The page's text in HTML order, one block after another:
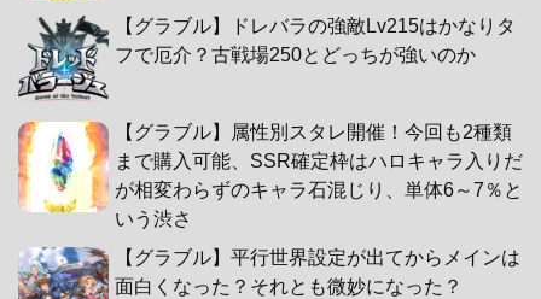
【グラブル】ドレバラの強敵Lv215はかなりタ
フで厄介？古戦場250とどっちが強いのか
【グラブル】属性別スタレ開催！今回も2種類
まで購入可能、SSR確定枠はハロキャラ入りだ
が相変わらずのキャラ石混じり、単体6～7％と
いう渋さ
【グラブル】平行世界設定が出てからメインは
面白くなった？それとも微妙になった？